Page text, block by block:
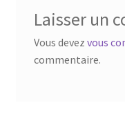
Laisser un
Vous devez vous
commentaire.